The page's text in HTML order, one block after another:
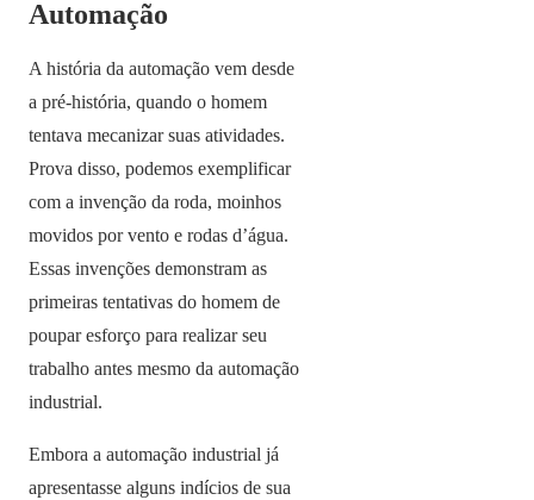
Automação
A história da automação vem desde
a pré-história, quando o homem
tentava mecanizar suas atividades.
Prova disso, podemos exemplificar
com a invenção da roda, moinhos
movidos por vento e rodas d’água.
Essas invenções demonstram as
primeiras tentativas do homem de
poupar esforço para realizar seu
trabalho antes mesmo da automação
industrial.
Embora a automação industrial já
apresentasse alguns indícios de sua